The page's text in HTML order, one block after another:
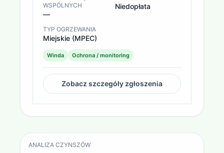
WSPÓLNYCH
—
Niedopłata
TYP OGRZEWANIA
Miejskie (MPEC)
Winda Ochrona / monitoring
Zobacz szczegóły zgłoszenia
ANALIZA CZYNSZÓW